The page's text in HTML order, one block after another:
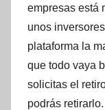
empresas está
unos
plataforma la
que todo vaya
solicitas el
podrás retirarlo.